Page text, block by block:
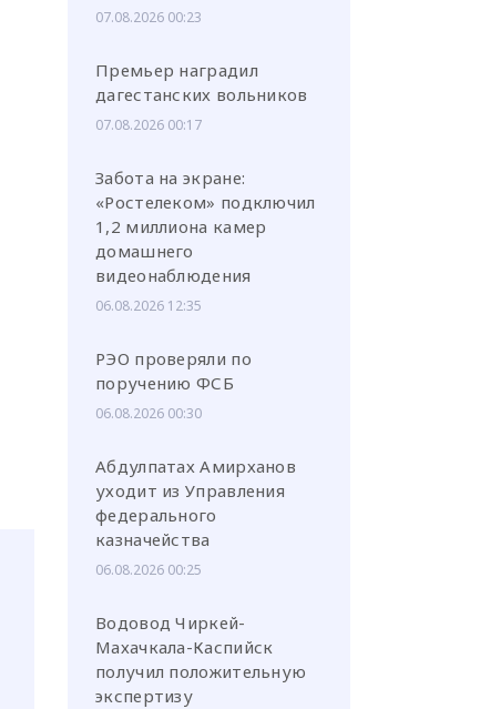
07.08.2026 00:23
Премьер наградил
дагестанских вольников
07.08.2026 00:17
Забота на экране:
«Ростелеком» подключил
1,2 миллиона камер
домашнего
видеонаблюдения
06.08.2026 12:35
РЭО проверяли по
поручению ФСБ
06.08.2026 00:30
Абдулпатах Амирханов
уходит из Управления
федерального
казначейства
06.08.2026 00:25
Водовод Чиркей-
Махачкала-Каспийск
получил положительную
экспертизу